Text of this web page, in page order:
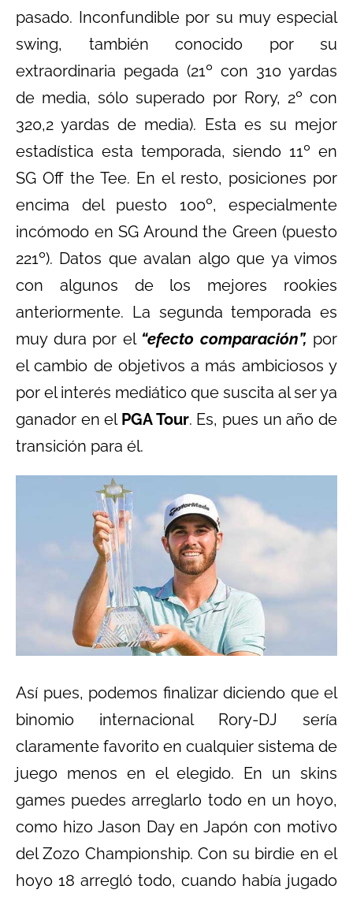
pasado. Inconfundible por su muy especial
swing, también conocido por su
extraordinaria pegada (21º con 310 yardas
de media, sólo superado por Rory, 2º con
320,2 yardas de media). Esta es su mejor
estadística esta temporada, siendo 11º en
SG Off the Tee. En el resto, posiciones por
encima del puesto 100º, especialmente
incómodo en SG Around the Green (puesto
221º). Datos que avalan algo que ya vimos
con algunos de los mejores rookies
anteriormente. La segunda temporada es
muy dura por el “efecto comparación”, por
el cambio de objetivos a más ambiciosos y
por el interés mediático que suscita al ser ya
ganador en el PGA Tour. Es, pues un año de
transición para él.
Así pues, podemos finalizar diciendo que el
binomio internacional Rory-DJ sería
claramente favorito en cualquier sistema de
juego menos en el elegido. En un skins
games puedes arreglarlo todo en un hoyo,
como hizo Jason Day en Japón con motivo
del Zozo Championship. Con su birdie en el
hoyo 18 arregló todo, cuando había jugado